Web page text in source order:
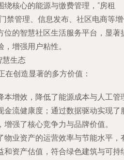
绕核心的能源与缴费管理，“房租
禁管理、信息发布、社区电商等
位的智慧社区生活服务平台，显著
增强用户粘性。
慧生态
在创造显著的多方价值：
本增效，降低了能源成本与人工管
金流健康度；通过数据驱动实现了
强了核心竞争力与品牌价值。
物业资产的运营效率与节能水平，
和资产估值，符合绿色建筑与可持